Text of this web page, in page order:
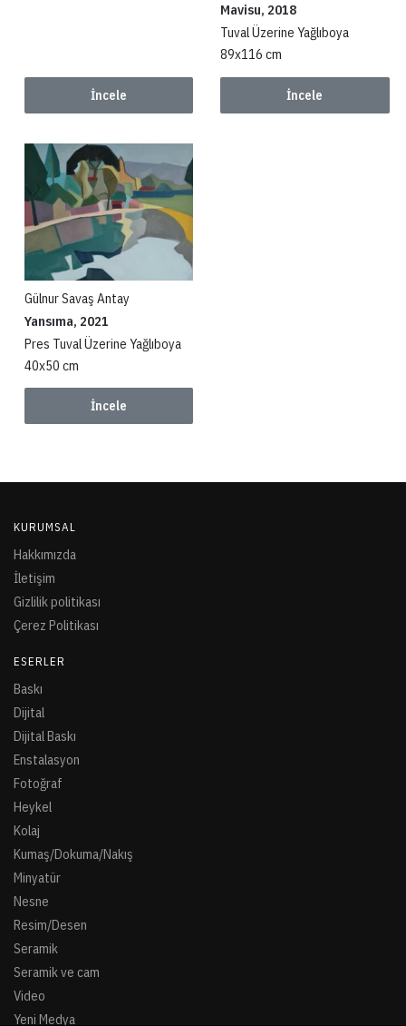
İncele
Mavisu, 2018
Tuval Üzerine Yağlıboya
89x116 cm
İncele
Gülnur Savaş Antay
Yansıma, 2021
Pres Tuval Üzerine Yağlıboya
40x50 cm
İncele
KURUMSAL
Hakkımızda
İletişim
Gizlilik politikası
Çerez Politikası
ESERLER
Baskı
Dijital
Dijital Baskı
Enstalasyon
Fotoğraf
Heykel
Kolaj
Kumaş/Dokuma/Nakış
Minyatür
Nesne
Resim/Desen
Seramik
Seramik ve cam
Video
Yeni Medya